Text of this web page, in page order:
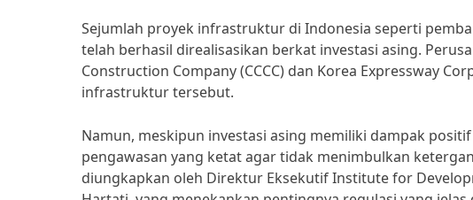
Sejumlah proyek infrastruktur di Indonesia seperti
telah berhasil direalisasikan berkat investasi asing.
Construction Company (CCCC) dan Korea Expressway
infrastruktur tersebut.
Namun, meskipun investasi asing memiliki dampak
pengawasan yang ketat agar tidak menimbulkan
diungkapkan oleh Direktur Eksekutif Institute for